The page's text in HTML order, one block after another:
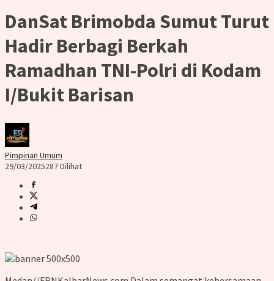
DanSat Brimobda Sumut Turut
Hadir Berbagi Berkah
Ramadhan TNI-Polri di Kodam
I/Bukit Barisan
Pimpinan Umum
29/03/2025287 Dilihat